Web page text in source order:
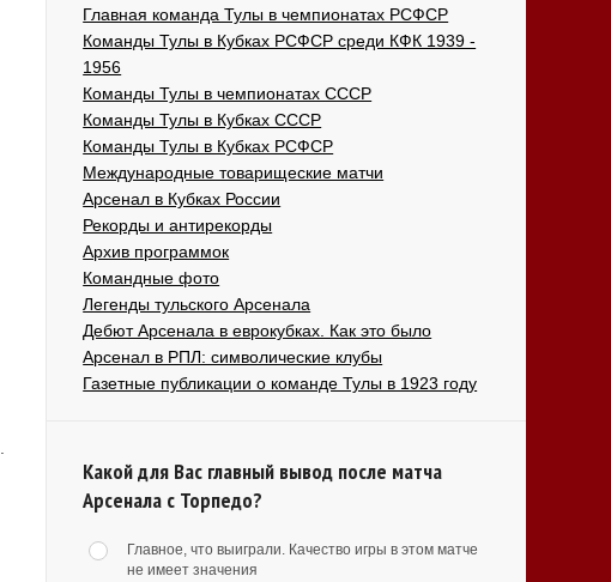
Главная команда Тулы в чемпионатах РСФСР
Команды Тулы в Кубках РСФСР среди КФК 1939 -
1956
Команды Тулы в чемпионатах СССР
Команды Тулы в Кубках СССР
Команды Тулы в Кубках РСФСР
Международные товарищеские матчи
Арсенал в Кубках России
Рекорды и антирекорды
Архив программок
Командные фото
Легенды тульского Арсенала
Дебют Арсенала в еврокубках. Как это было
Арсенал в РПЛ: символические клубы
Газетные публикации о команде Тулы в 1923 году
Какой для Вас главный вывод после матча
Арсенала с Торпедо?
Главное, что выиграли. Качество игры в этом матче
не имеет значения